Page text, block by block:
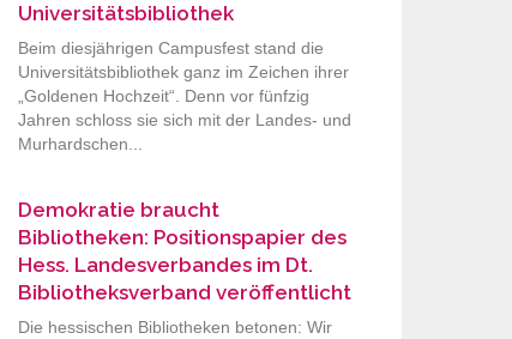
Universitätsbibliothek
Beim diesjährigen Campusfest stand die
Universitätsbibliothek ganz im Zeichen ihrer
„Goldenen Hochzeit“. Denn vor fünfzig
Jahren schloss sie sich mit der Landes- und
Murhardschen...
Demokratie braucht
Bibliotheken: Positionspapier des
Hess. Landesverbandes im Dt.
Bibliotheksverband veröffentlicht
Die hessischen Bibliotheken betonen: Wir